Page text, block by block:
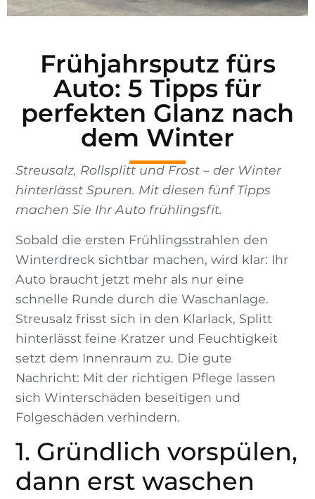
Frühjahrsputz fürs
Auto: 5 Tipps für
perfekten Glanz nach
dem Winter
Streusalz, Rollsplitt und Frost – der Winter
hinterlässt Spuren. Mit diesen fünf Tipps
machen Sie Ihr Auto frühlingsfit.
Sobald die ersten Frühlingsstrahlen den
Winterdreck sichtbar machen, wird klar: Ihr
Auto braucht jetzt mehr als nur eine
schnelle Runde durch die Waschanlage.
Streusalz frisst sich in den Klarlack, Splitt
hinterlässt feine Kratzer und Feuchtigkeit
setzt dem Innenraum zu. Die gute
Nachricht: Mit der richtigen Pflege lassen
sich Winterschäden beseitigen und
Folgeschäden verhindern.
1. Gründlich vorspülen,
dann erst waschen